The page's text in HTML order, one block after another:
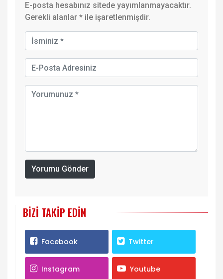
E-posta hesabınız sitede yayımlanmayacaktır.
Gerekli alanlar * ile işaretlenmişdir.
Yorumu Gönder
BIZI TAKIP EDIN
Facebook Twitter
Instagram Youtube